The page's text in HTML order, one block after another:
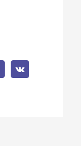
PinterestVk